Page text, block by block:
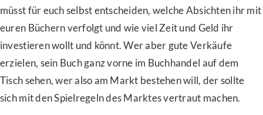
müsst für euch selbst entscheiden, welche Absichten ihr mit
euren Büchern verfolgt und wie viel Zeit und Geld ihr
investieren wollt und könnt. Wer aber gute Verkäufe
erzielen, sein Buch ganz vorne im Buchhandel auf dem
Tisch sehen, wer also am Markt bestehen will, der sollte
sich mit den Spielregeln des Marktes vertraut machen.